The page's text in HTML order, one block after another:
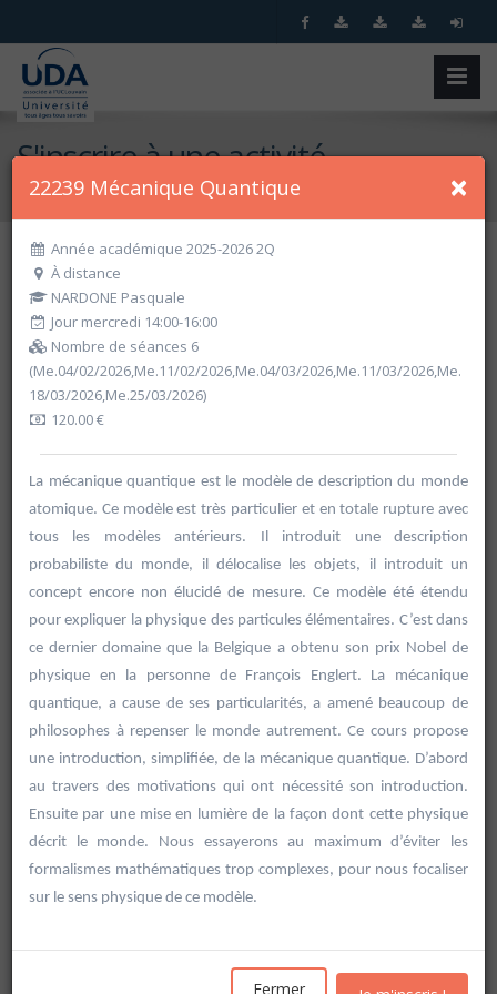
S'inscrire à une activité
Accueil S'inscrire à une activité
Recherche spécifique
Recherche par critères
Rechercher
×
22239 Mécanique Quantique
Année académique 2025-2026 2Q
À distance
NARDONE Pasquale
Jour mercredi 14:00-16:00
Nombre de séances 6
(Me.04/02/2026,Me.11/02/2026,Me.04/03/2026,Me.11/03/2026,Me.
18/03/2026,Me.25/03/2026)
120.00 €
La mécanique quantique est le modèle de description du monde
atomique. Ce modèle est très particulier et en totale rupture avec
tous les modèles antérieurs. Il introduit une description
probabiliste du monde, il délocalise les objets, il introduit un
concept encore non élucidé de mesure. Ce modèle été étendu
pour expliquer la physique des particules élémentaires. C’est dans
ce dernier domaine que la Belgique a obtenu son prix Nobel de
physique en la personne de François Englert. La mécanique
quantique, a cause de ses particularités, a amené beaucoup de
philosophes à repenser le monde autrement. Ce cours propose
une introduction, simplifiée, de la mécanique quantique. D’abord
au travers des motivations qui ont nécessité son introduction.
Ensuite par une mise en lumière de la façon dont cette physique
décrit le monde. Nous essayerons au maximum d’éviter les
formalismes mathématiques trop complexes, pour nous focaliser
sur le sens physique de ce modèle.
Fermer